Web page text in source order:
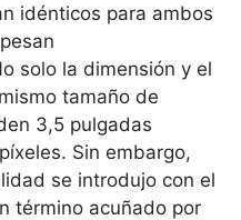
idénticos para ambos
solo la dimensión y el
tamaño de
3,5 pulgadas
Sin embargo,
se introdujo con el
término acuñado por